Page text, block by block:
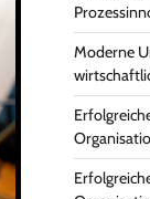
Moderne